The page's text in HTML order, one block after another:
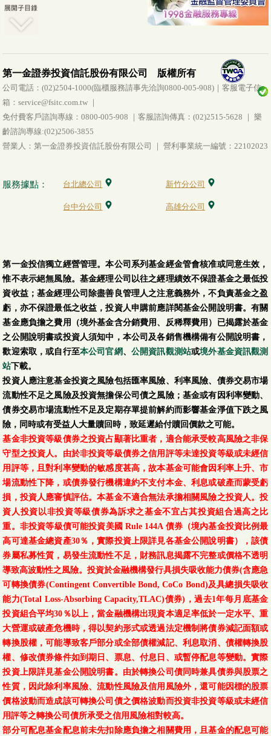
第一金證券投資信託股份有限公司 版權所有
公司電話：(02)2504-1000(臨櫃服務請事先洽詢0800-005-908)｜客服電子信
箱：service@fsitc.com.tw ｜
免付費客戶諮詢專線：0800-005-908 ｜客服諮詢傳真：(02)2515-5628 ｜ 樂
齡諮詢專線:(02)2506-3855
營業人：第一金證券投資信託股份有限公司 ｜ 營利事業統一編號：22102023
服務據點： 台北總公司 新竹分公司
台中分公司 高雄分公司
第一金投信獨立經營管理。本公司系列基金經金管會核准或同意生效，
惟不表示絕無風險。基金經理公司以往之經理績效不保證基金之最低投
資收益；基金經理公司除盡善良管理人之注意義務外，不負責基金之盈
虧，亦不保證最低之收益，投資人申購前應詳閱基金公開說明書。有關
基金應負擔之費用（境外基金含分銷費用、反稀釋費用）已揭露於基金
之公開說明書或投資人須知中，本公司及各銷售機構備有公開說明書，
歡迎索取，或自行至本公司官網、 公開資訊觀測站或境外基金資訊觀測
站下載。
投資人應注意基金投資之風險包括匯率風險、利率風險、債券交易市場
流動性不足之風險及投資無擔保公司債之風險；基金或有因利率變動、
債券交易市場流動性不足及定期存單提前解約而影響基金淨值下跌之風
險，同時或有受益人大量贖回時，致延遲給付贖回價款之可能。
基金非投資等級債券之投資占顯著比重者，適合能承受較高風險之非保
守型之投資人。由於非投資等級債券之信用評等未達投資等級或未經信
用評等，且對利率變動的敏感度甚高，故本基金可能會因利率上升、市
場流動性下降，或債券發行機構違約不支付本金、利息或破產而蒙受虧
損，投資人應審慎評估。本基金不適合無法承擔相關風險之投資人。投
資人投資以非投資等級債券為訴求之基金不宜占其投資組合過高之比
重。非投資等級債可能投資美國 Rule 144A 債券（境內基金投資比例最
高可達基金總資產30％，實際投資上限詳見各基金公開說明書），該債
券屬私募性質，易發生流動性不足，財務訊息揭露不完整或價格不透明
導致高波動性之風險。投資於金融機構發行具損失吸收能力債券(含應急
可轉換債券(Contingent Convertible Bond, CoCo Bond)及具總損失吸收
能力(Total Loss-Absorbing Capacity,TLAC)債券)，過去1年每月底基金
投資組合平均30％以上，當金融機構出現資本適足率低於一定水平、重
大營運或破產危機時，得以契約形式或透過法定機制將債券減記面額或
轉換股權，可能導致客戶部分或全部債權減記、利息取消、債權轉換股
權、修改債券條件如到期日、票息、付息日、或暫停配息等變動。實際
投資上限詳見基金公開說明書。由於轉換公司債同時兼具債券與股票之
性質，因此除利率風險、流動性風險及信用風險外，還可能因標的股票
價格波動而造成該可轉換公司債之價格波動而投資非投資等級或未經信
用評等之轉換公司債所承受之信用風險相對較高。
部分可配息基金配息前未先扣除應負擔之相關費用，且基金的配息可能